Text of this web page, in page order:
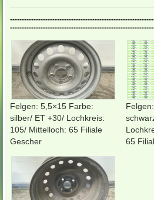
Felgen: 5,5×15 Farbe:
silber/ ET +30/ Lochkreis:
105/ Mittelloch: 65 Filiale
Gescher
65